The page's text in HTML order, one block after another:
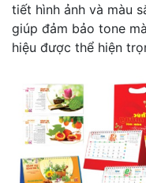
tiết hình ảnh và màu
giúp đảm bảo tone
hiệu được thể hiện